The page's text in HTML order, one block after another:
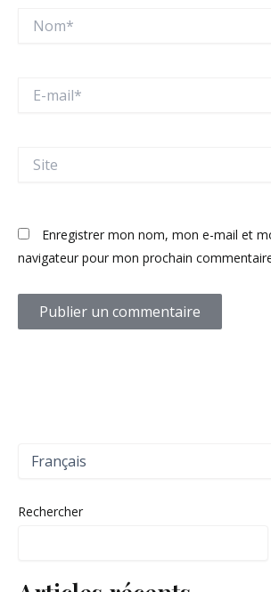
mail*
Enregistrer mon nom, mon e-mail et
navigateur pour mon prochain
i
s
Rechercher